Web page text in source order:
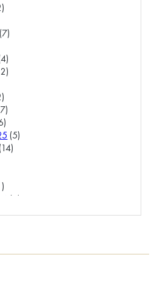
(7)
(5)
(1)